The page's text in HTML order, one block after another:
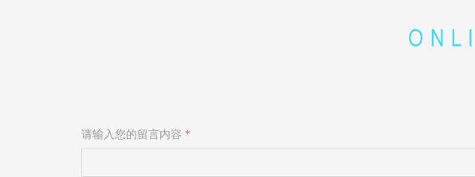
请输入您的留言内容 *